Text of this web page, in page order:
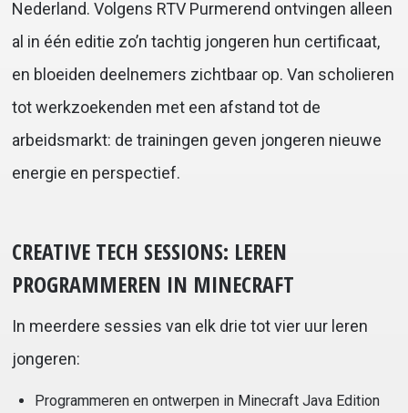
Nederland. Volgens RTV Purmerend ontvingen alleen
al in één editie zo’n tachtig jongeren hun certificaat,
en bloeiden deelnemers zichtbaar op. Van scholieren
tot werkzoekenden met een afstand tot de
arbeidsmarkt: de trainingen geven jongeren nieuwe
energie en perspectief.
CREATIVE TECH SESSIONS: LEREN
PROGRAMMEREN IN MINECRAFT
In meerdere sessies van elk drie tot vier uur leren
jongeren:
Programmeren en ontwerpen in Minecraft Java Edition